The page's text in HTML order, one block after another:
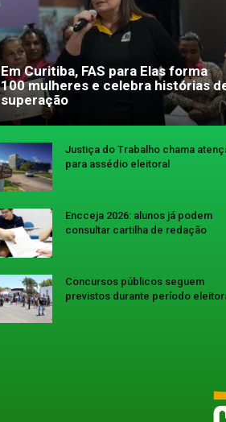
Em Curitiba, FAS para Elas forma
100 mulheres e celebra histórias
superação
Justiça do Trabalho chama
para assédio eleitoral
Encceja 2026: alunos já podem
consultar cartilha de redação
Concursos públicos seguem
previstos durante período